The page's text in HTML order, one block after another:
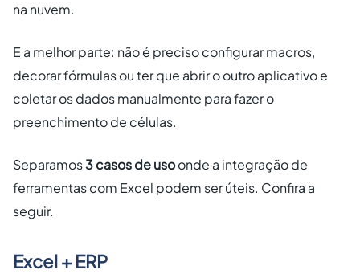
na nuvem.
E a melhor parte: não é preciso configurar macros,
decorar fórmulas ou ter que abrir o outro aplicativo e
coletar os dados manualmente para fazer o
preenchimento de células.
Separamos3 casos de usoonde a integração de
ferramentas com Excel podem ser úteis. Confira a
seguir.
Excel + ERP